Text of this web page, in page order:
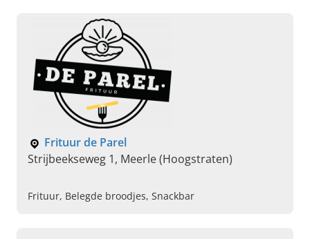
Frituur de Parel
Strijbeekseweg 1, Meerle (Hoogstraten)
Frituur, Belegde broodjes, Snackbar